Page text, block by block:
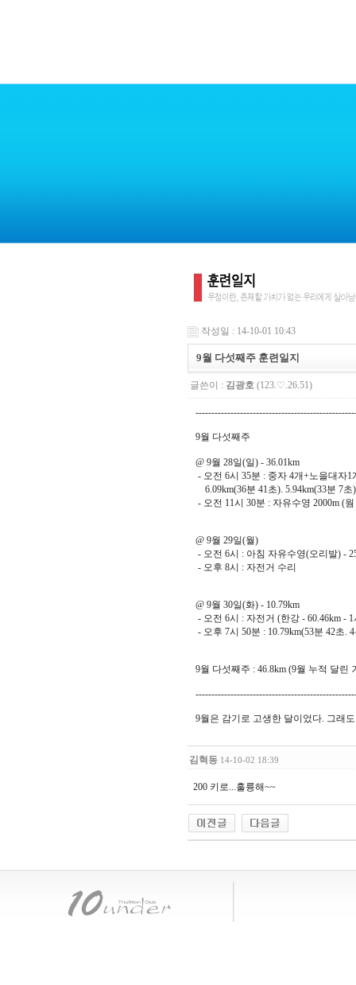
작성일 : 14-10-01 10:43
9월 다섯째주 훈련일지
글쓴이 : 김광호 (123.♡.26.51)
9월 다섯째주
@ 9월 28일(일) - 36.01km
- 오전 6시 35분 : 중자 4개+노을대자
6.09km(36분 41초). 5.94km(33분 7초
- 오전 11시 30분 : 자유수영 2000m (
@ 9월 29일(월)
- 오전 6시 : 아침 자유수영(오리발) -
- 오후 8시 : 자전거 수리
@ 9월 30일(화) - 10.79km
- 오전 6시 : 자전거 (한강 - 60.46km -
- 오후 7시 50분 : 10.79km(53분 42초.
9월 다섯째주 : 46.8km (9월 누적 달린
9월은 감기로 고생한 달이었다. 그래
김혁동 14-10-02 18:39
200 키로...훌륭해~~